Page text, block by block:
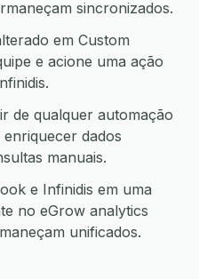
sincronizados.
em Custom
e acione uma ação
de qualquer automação
dados
manuais.
e Infinidis em uma
no eGrow analytics
unificados.